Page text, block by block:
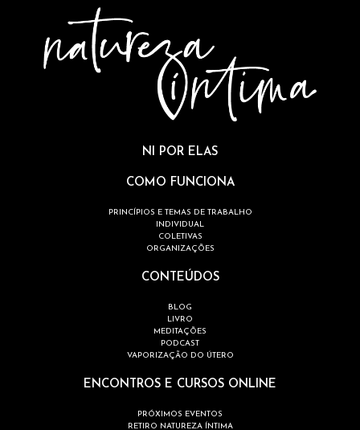
NI POR ELAS
COMO FUNCIONA
PRINCÍPIOS E TEMAS DE TRABALHO
INDIVIDUAL
COLETIVAS
ORGANIZAÇÕES
CONTEÚDOS
BLOG
LIVRO
MEDITAÇÕES
PODCAST
VAPORIZAÇÃO DO ÚTERO
ENCONTROS E CURSOS ONLINE
PRÓXIMOS EVENTOS
RETIRO NATUREZA ÍNTIMA